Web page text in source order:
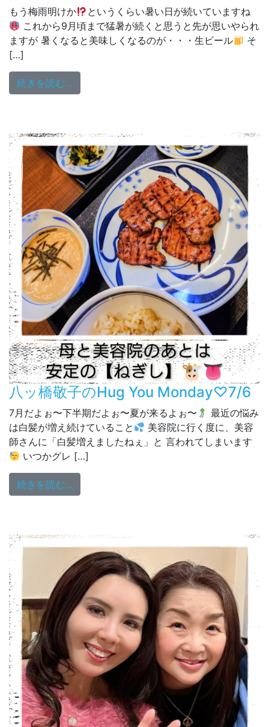
もう梅雨明けか
というくらい暑い日が続いていますね
これから9月頃まで猛暑が続くと思うと先が思いやられ
ますが 暑くなると美味しくなるのが・・・生ビール
そ
[…]
続きを読む…
八ッ橋敬子のHug You Monday♡7/6
7月だよぉ〜下半期だよぉ〜夏が来るよぉ〜
最近の悩み
は白髪が増え続けていること
美容院に行く度に、美容
師さんに「白髪増えましたねぇ」と 言われてしまいます
いつかグレ […]
続きを読む…